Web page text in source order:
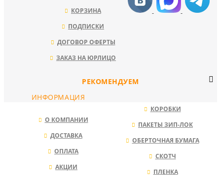
КОРЗИНА
ПОДПИСКИ
ДОГОВОР ОФЕРТЫ
ЗАКАЗ НА ЮРЛИЦО
РЕКОМЕНДУЕМ
КОРОБКИ
ПАКЕТЫ ЗИП-ЛОК
ОБЕРТОЧНАЯ БУМАГА
СКОТЧ
ПЛЕНКА
ИНФОРМАЦИЯ
О КОМПАНИИ
ДОСТАВКА
ОПЛАТА
АКЦИИ